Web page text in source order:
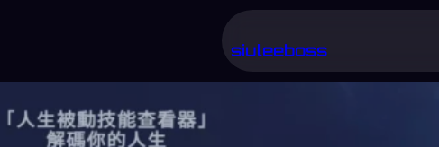
主
要
siuleeboss